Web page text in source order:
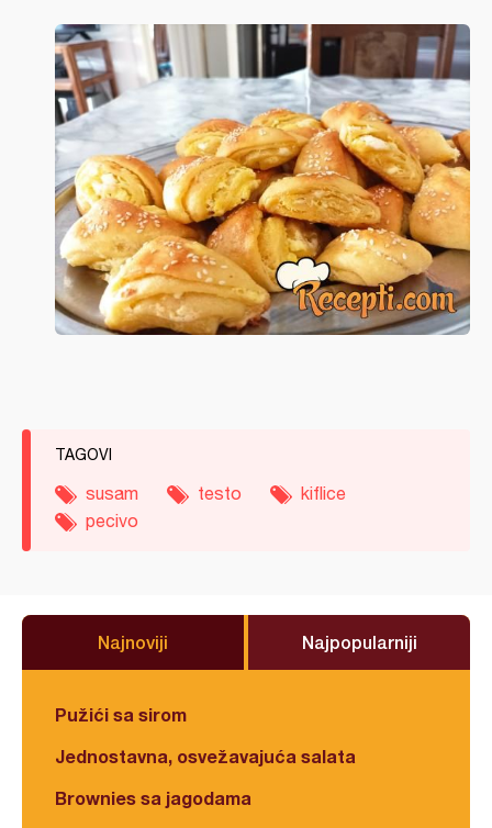
TAGOVI
susam testo
kiflice
pecivo
Najnoviji Najpopularniji
Pužići sa sirom
Jednostavna, osvežavajuća salata
Brownies sa jagodama